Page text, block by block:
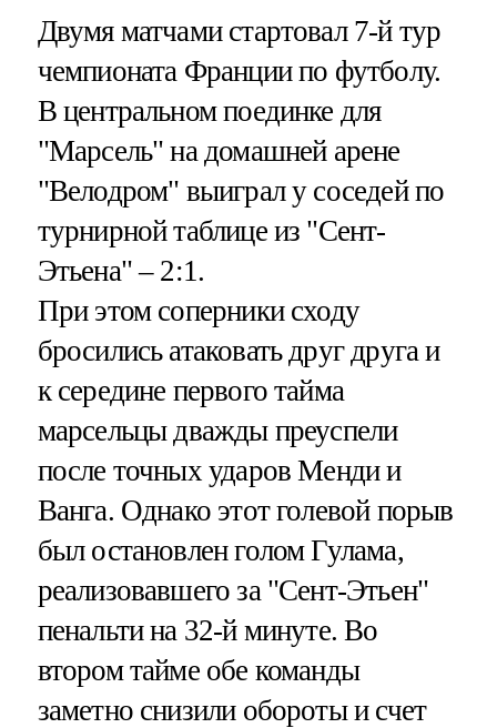
Двумя матчами стартовал 7-й тур
чемпионата Франции по футболу.
В центральном поединке для
"Марсель" на домашней арене
"Велодром" выиграл у соседей по
турнирной таблице из "Сент-
Этьена" – 2:1.
При этом соперники сходу
бросились атаковать друг друга и
к середине первого тайма
марсельцы дважды преуспели
после точных ударов Менди и
Ванга. Однако этот голевой порыв
был остановлен голом Гулама,
реализовавшего за "Сент-Этьен"
пенальти на 32-й минуте. Во
втором тайме обе команды
заметно снизили обороты и счет